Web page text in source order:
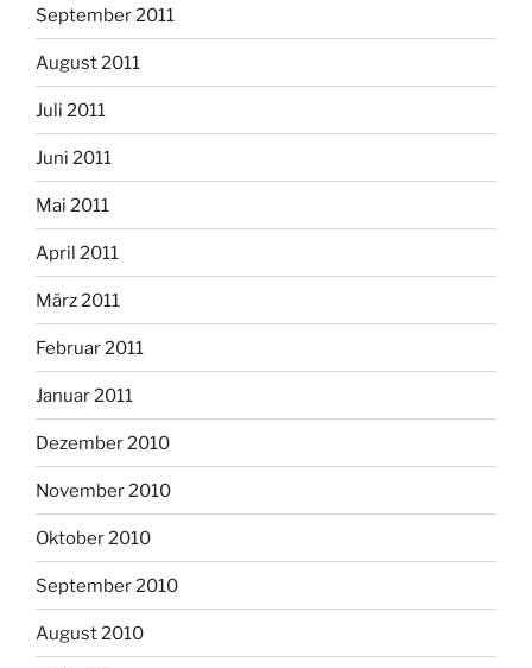
September 2011
August 2011
Juli 2011
Juni 2011
Mai 2011
April 2011
März 2011
Februar 2011
Januar 2011
Dezember 2010
November 2010
Oktober 2010
September 2010
August 2010